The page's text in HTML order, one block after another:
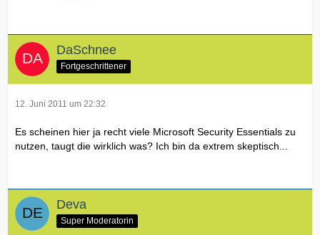
DaSchnee
Fortgeschrittener
12. Juni 2011 um 22:32
Es scheinen hier ja recht viele Microsoft Security Essentials zu
nutzen, taugt die wirklich was? Ich bin da extrem skeptisch...
Deva
Super Moderatorin